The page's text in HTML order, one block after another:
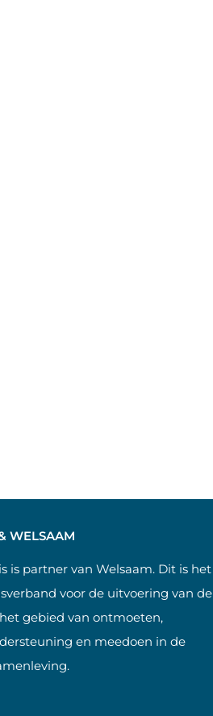
WELSAAM
is partner van Welsaam. Dit is het
voor de uitvoering van de
gebied van ontmoeten,
en meedoen in de